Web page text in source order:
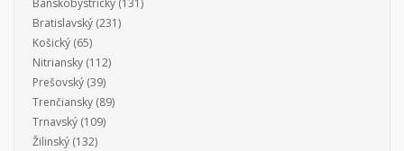
Banskobystrický (131)
Bratislavský (231)
Košický (65)
Nitriansky (112)
Prešovský (39)
Trenčiansky (89)
Trnavský (109)
Žilinský (132)